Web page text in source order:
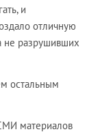
и
отличную
не разрушивших
остальным
материалов